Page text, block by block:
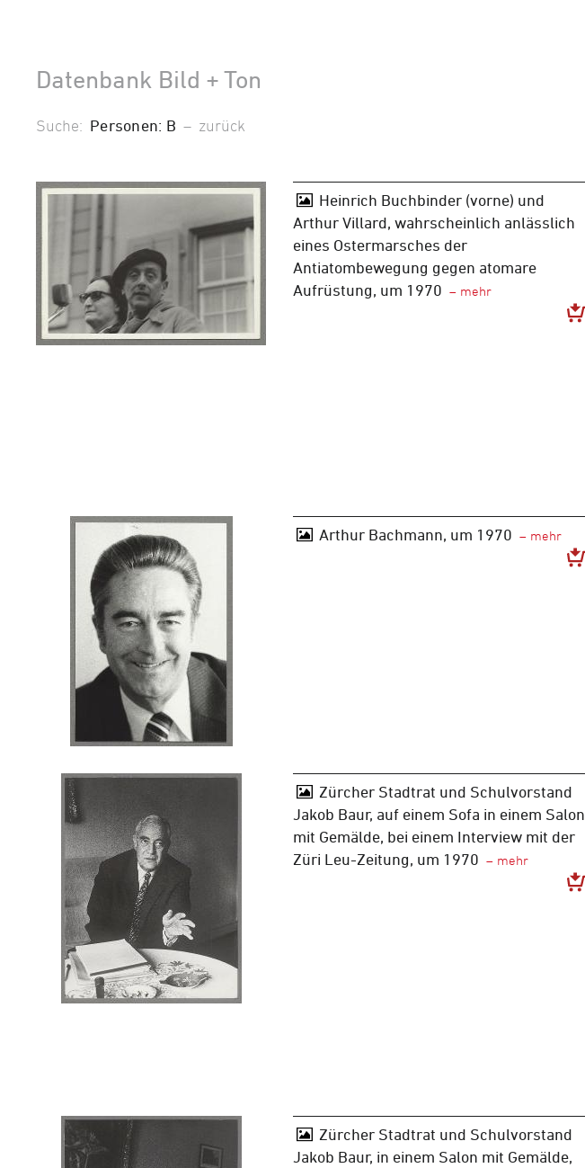
Datenbank Bild + Ton
Suche: Personen: B – zurück
Heinrich Buchbinder (vorne) und
Arthur Villard, wahrscheinlich anlässlich
eines Ostermarsches der
Antiatombewegung gegen atomare
Aufrüstung, um 1970
Arthur Bachmann, um 1970
Zürcher Stadtrat und Schulvorstand
Jakob Baur, auf einem Sofa in einem Salon
mit Gemälde, bei einem Interview mit der
Züri Leu-Zeitung, um 1970
Zürcher Stadtrat und Schulvorstand
Jakob Baur, in einem Salon mit Gemälde,